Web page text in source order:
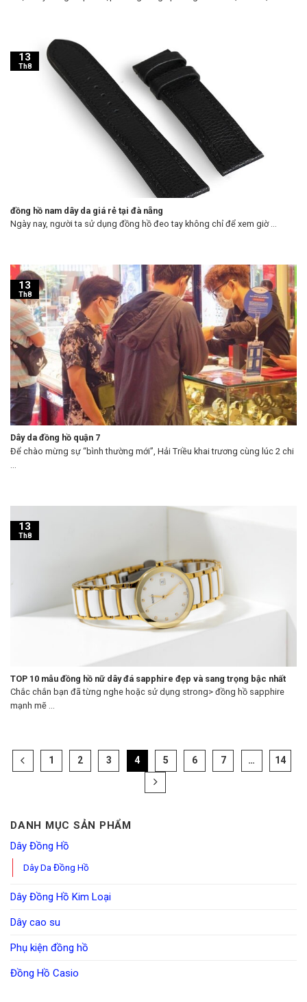
đồng hồ nam dây da giá rẻ tại đà nẵng
Ngày nay, người ta sử dụng đồng hồ đeo tay không chỉ để xem giờ ...
13
Th8
Dây da đồng hồ quận 7
Để chào mừng sự “bình thường mới”, Hải Triều khai trương cùng lúc 2 chi
13
Th8
TOP 10 mẫu đồng hồ nữ dây đá sapphire đẹp và sang trọng bậc nhất
Chắc chắn bạn đã từng nghe hoặc sử dụng strong> đồng hồ sapphire
mạnh mẽ ...
13
Th8
1 2 3 4 5 6 7 … 14
DANH MỤC SẢN PHẨM
Dây Đồng Hồ
Dây Da Đồng Hồ
Dây Đồng Hồ Kim Loại
Dây cao su
Phụ kiện đồng hồ
Đồng Hồ Casio